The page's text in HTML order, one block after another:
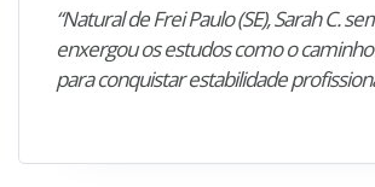
“Natural de Frei Paulo (SE), Sarah C.
enxergou os estudos como o
para conquistar estabilidade